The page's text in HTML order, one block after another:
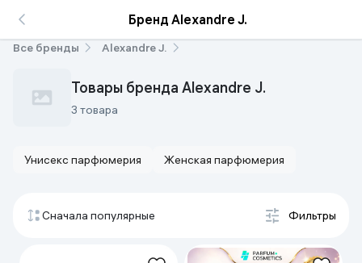
Бренд Alexandre J.
Все бренды Alexandre J.
Товары бренда Alexandre J.
3 товара
Унисекс парфюмерия Женская парфюмерия
Сначала популярные Фильтры